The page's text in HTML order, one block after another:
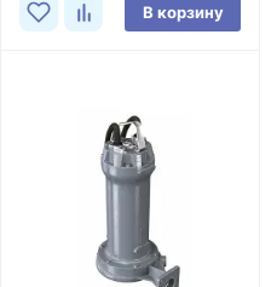
В корзину